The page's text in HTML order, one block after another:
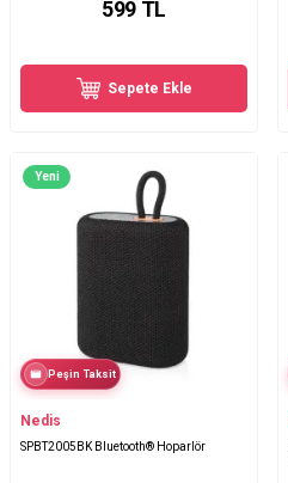
599 TL
Sepete Ekle
Yeni
Peşin Taksit
Nedis
SPBT2005BK Bluetooth® Hoparlör